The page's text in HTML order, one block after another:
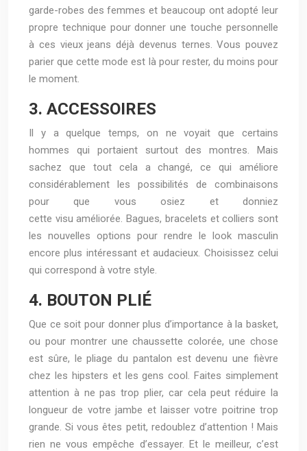
garde-robes des femmes et beaucoup ont adopté leur
propre technique pour donner une touche personnelle
à ces vieux jeans déjà devenus ternes. Vous pouvez
parier que cette mode est là pour rester, du moins pour
le moment.
3. ACCESSOIRES
Il y a quelque temps, on ne voyait que certains
hommes qui portaient surtout des montres. Mais
sachez que tout cela a changé, ce qui améliore
considérablement les possibilités de combinaisons
pour que vous osiez et donniez
cette visu améliorée. Bagues, bracelets et colliers sont
les nouvelles options pour rendre le look masculin
encore plus intéressant et audacieux. Choisissez celui
qui correspond à votre style.
4. BOUTON PLIÉ
Que ce soit pour donner plus d’importance à la basket,
ou pour montrer une chaussette colorée, une chose
est sûre, le pliage du pantalon est devenu une fièvre
chez les hipsters et les gens cool. Faites simplement
attention à ne pas trop plier, car cela peut réduire la
longueur de votre jambe et laisser votre poitrine trop
grande. Si vous êtes petit, redoublez d’attention ! Mais
rien ne vous empêche d’essayer. Et le meilleur, c’est